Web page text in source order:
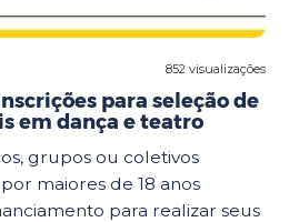
852 visualizações
para seleção de
em dança e teatro
grupos ou coletivos
maiores de 18 anos
para realizar seus